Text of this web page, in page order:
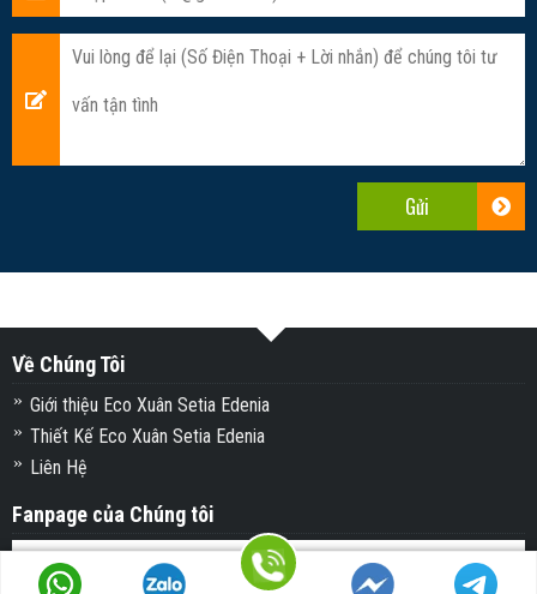
Về Chúng Tôi
Giới thiệu Eco Xuân Setia Edenia
Thiết Kế Eco Xuân Setia Edenia
Liên Hệ
Fanpage của Chúng tôi